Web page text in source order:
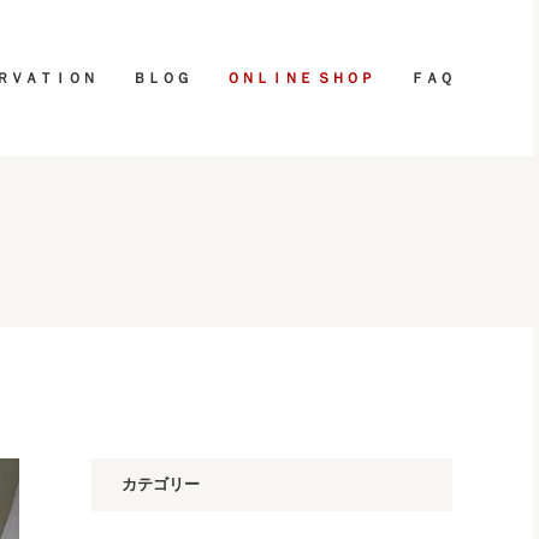
ＶＡＴＩＯＮ ＢＬＯＧ ＯＮＬＩＮＥ ＳＨＯＰ ＦＡＱ
カテゴリー